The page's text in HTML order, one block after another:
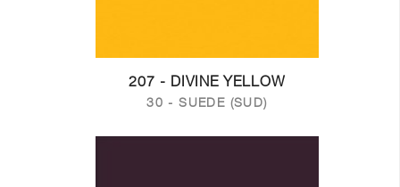
207 - DIVINE YELLOW
30 - SUEDE (SUD)